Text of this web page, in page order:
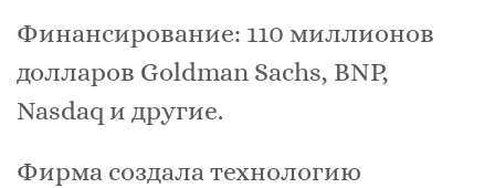
Финансирование: 110 миллионов
долларов Goldman Sachs, BNP,
Nasdaq и другие.
Фирма создала технологию